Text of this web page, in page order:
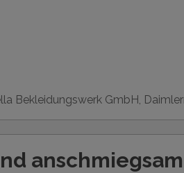
Bekleidungswerk GmbH,
anschmiegsam